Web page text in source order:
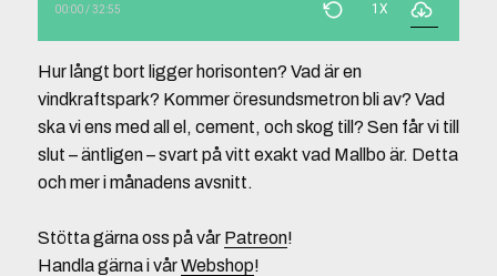
00:00/32:55 1X
Hur långt bort ligger horisonten? Vad är en
vindkraftspark? Kommer öresundsmetron bli av? Vad
ska vi ens med all el, cement, och skog till? Sen får vi till
slut – äntligen – svart på vitt exakt vad Mallbo är. Detta
och mer i månadens avsnitt.
Stötta gärna oss på vår Patreon!
Handla gärna i vårWebshop!